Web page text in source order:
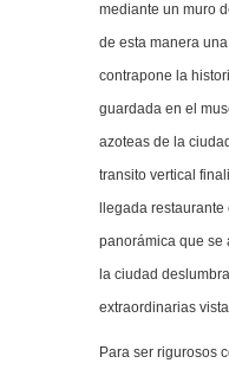
mediante un muro
de esta manera
contrapone la
guardada en el
azoteas de la
transito vertical
llegada
panorámica que se
la ciudad
extraordinarias
Para ser rigurosos